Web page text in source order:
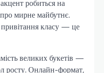
робиться на
про мирне майбутнє.
привітання класу — це
великих букетів —
росту. Онлайн-формат,